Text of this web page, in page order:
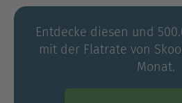
Entdecke diesen und
mit der Flatrate von
Monat.